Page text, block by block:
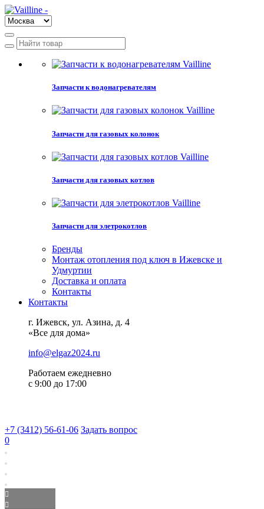
Запчасти к водонагревателям
Запчасти для газовых колонок
Запчасти для газовых котлов
Запчасти для элетрокотлов
Бренды
Монтаж отопления под ключ в Ижевске и
Удмуртии
Доставка и оплата
Контакты
Контакты
г. Ижевск, ул. Азина, д. 4
«Все для дома»
info@elgaz2024.ru
Работаем eжедневно
с 9:00 до 17:00
+7 (3412) 56-61-06 Задать вопрос
0